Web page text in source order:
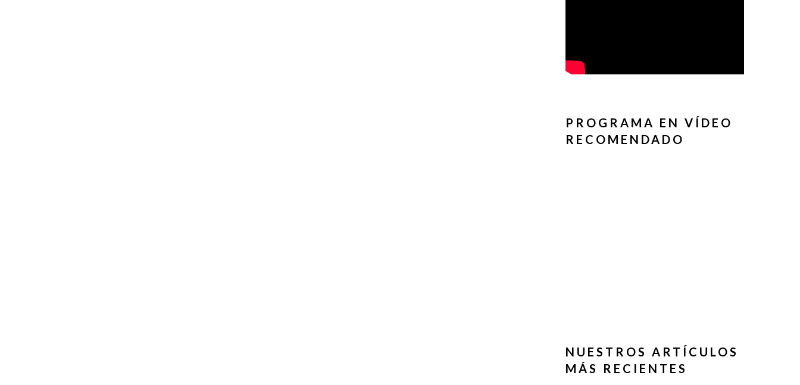
PROGRAMA EN VÍDEO
RECOMENDADO
NUESTROS ARTÍCULOS
MÁS RECIENTES